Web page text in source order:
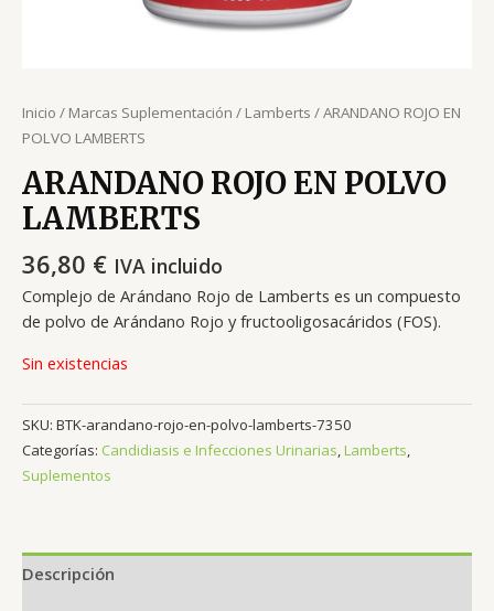
Inicio / Marcas Suplementación / Lamberts / ARANDANO ROJO EN
POLVO LAMBERTS
ARANDANO ROJO EN POLVO
LAMBERTS
36,80 € IVA incluido
Complejo de Arándano Rojo de Lamberts es un compuesto
de polvo de Arándano Rojo y fructooligosacáridos (FOS).
Sin existencias
SKU: BTK-arandano-rojo-en-polvo-lamberts-7350
Categorías: Candidiasis e Infecciones Urinarias,Lamberts,
Suplementos
Descripción